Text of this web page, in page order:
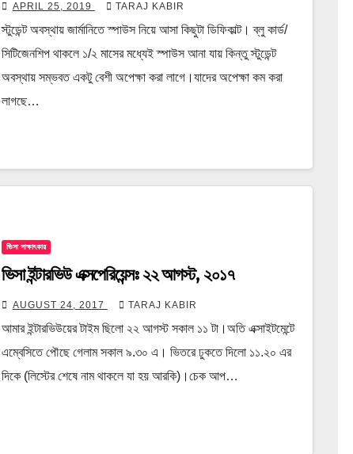
APRIL 25, 2019 TARAJ KABIR
স্টুডেন্ট অবস্থায় জার্মানিতে স্পাউস নিয়ে আসা কিছুটা ডিফিকাল্ট। ব্লু কার্ড/
সিটিজেনশিপ থাকলে ১/২ মাসের মধ্যেই স্পাউস আনা যায় কিন্তু স্টুডেন্ট
অবস্থায় সম্ভবত একটু বেশী অপেক্ষা করা লাগে।যাদের অপেক্ষা কম করা
লাগছে…
ভিসা সাক্ষাৎকার
ভিসা ইন্টারভিউ এক্সপেরিয়েন্সঃ ২২ আগস্ট, ২০১৭
AUGUST 24, 2017 TARAJ KABIR
আমার ইন্টারভিউয়ের টাইম ছিলো ২২ আগস্ট সকাল ১১ টা।অতি এক্সাইটমেন্টে
এম্বেসিতে পৌছে গেলাম সকাল ৯.৩০ এ। ভিতরে ঢুকতে দিলো ১১.২০ এর
দিকে (লিস্টের শেষে নাম থাকলে যা হয় আরকি)।চেক আপ…